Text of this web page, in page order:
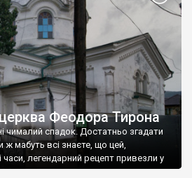
Феодора Тирона
чималий спадок. Достатньо згадати
ж мабуть всі знаєте, що цей,
часи, легендарний рецепт привезли у